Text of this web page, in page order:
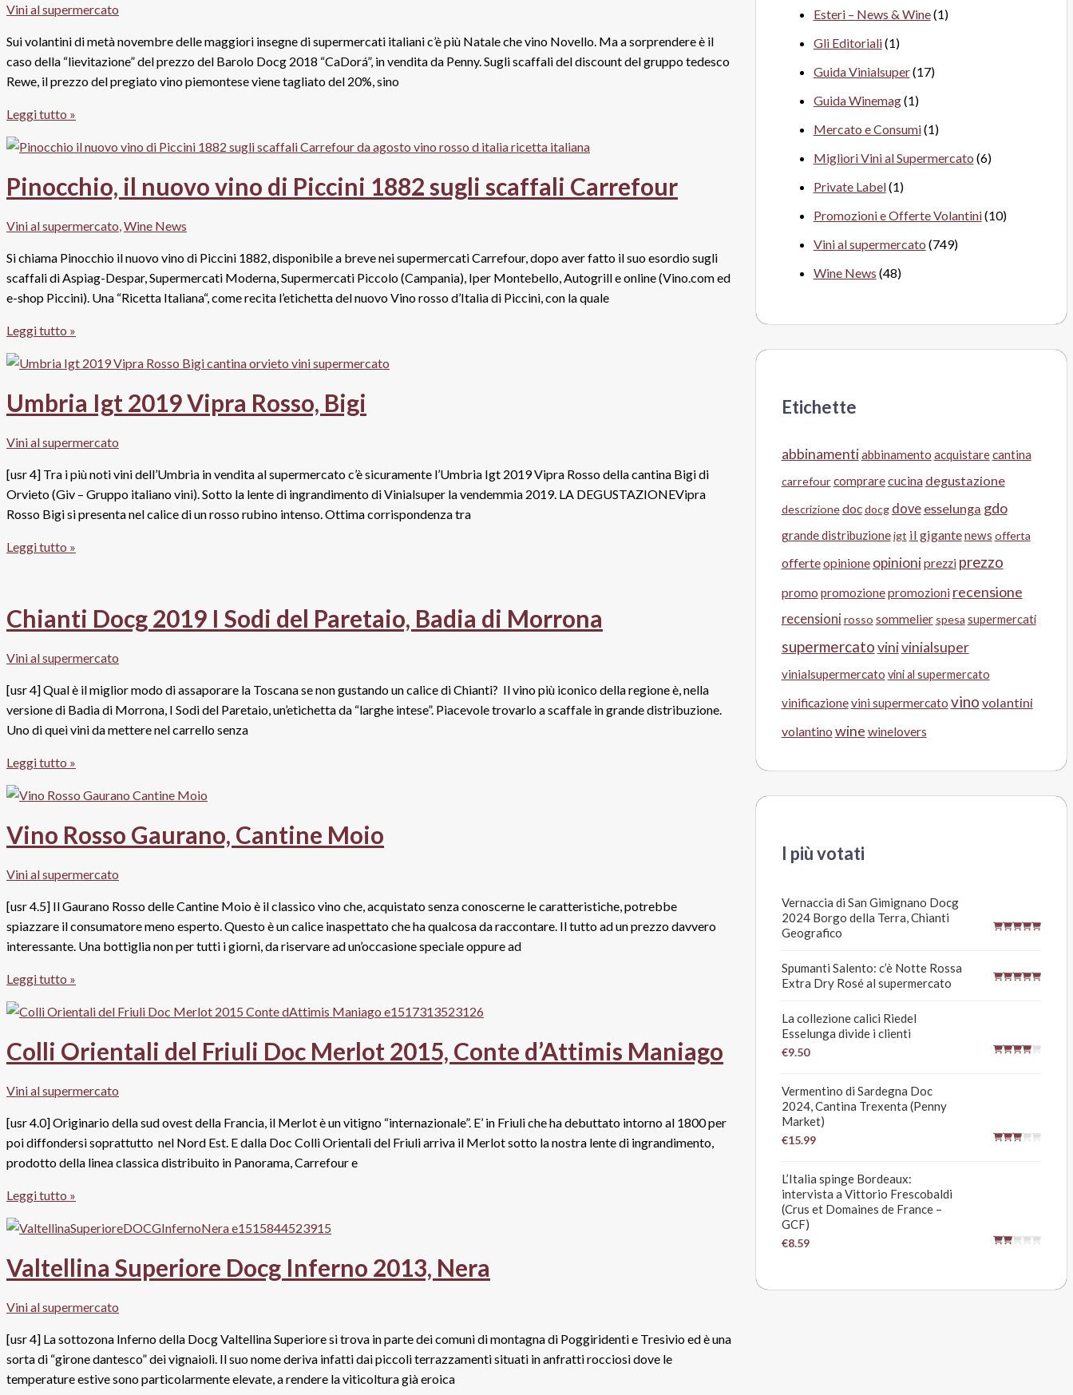
Salento
Vini al supermercato
Sui volantini di metà novembre delle maggiori insegne di supermercati italiani c’è più Natale che vino Novello. Ma a sorprendere è il
caso della “lievitazione” del prezzo del Barolo Docg 2018 “CaDorá”, in vendita da Penny. Sugli scaffali del discount del gruppo tedesco
Rewe, il prezzo del pregiato vino piemontese viene tagliato del 20%, sino
Vino
a
volantino
Natale.
“CaDorá”
a
10,99
da
il
prezzo
sale
per
la
Leggi tutto »
Pinocchio, il nuovo vino di Piccini 1882 sugli scaffali Carrefour
Vini al supermercato Wine News
Si chiama Pinocchio il nuovo vino di Piccini 1882, disponibile a breve nei supermercati Carrefour, dopo aver fatto il suo esordio sugli
scaffali di Aspiag-Despar, Supermercati Moderna, Supermercati Piccolo (Campania), Iper Montebello, Autogrill e online (Vino.com ed
e-shop Piccini). Una “Ricetta Italiana“, come recita l’etichetta del nuovo Vino rosso d’Italia di Piccini, con la quale
Pinocchio,
nuovo
di
1882
sugli
scaffali
Carrefour
Leggi tutto »
Umbria Igt 2019 Vipra Rosso, Bigi
Vini al supermercato
[usr 4] Tra i più noti vini dell’Umbria in vendita al supermercato c’è sicuramente l’Umbria Igt 2019 Vipra Rosso della cantina Bigi di
Orvieto (Giv – Gruppo italiano vini). Sotto la lente di ingrandimento di Vinialsuper la vendemmia 2019. LA DEGUSTAZIONEVipra
Rosso Bigi si presenta nel calice di un rosso rubino intenso. Ottima corrispondenza tra
Umbria
Rosso,
Leggi tutto »
Chianti Docg 2019 I Sodi del Paretaio, Badia di Morrona
Vini al supermercato
[usr 4] Qual è il miglior modo di assaporare la Toscana se non gustando un calice di Chianti? Il vino più iconico della regione è, nella
versione di Badia di Morrona, I Sodi del Paretaio, un’etichetta da “larghe intese”. Piacevole trovarlo a scaffale in grande distribuzione.
Uno di quei vini da mettere nel carrello senza
Chianti
Docg
2019
Sodi
Paretaio,
Badia
di
Morrona
Leggi tutto »
Vino Rosso Gaurano, Cantine Moio
Vini al supermercato
[usr 4.5] Il Gaurano Rosso delle Cantine Moio è il classico vino che, acquistato senza conoscerne le caratteristiche, potrebbe
spiazzare il consumatore meno esperto. Questo è un calice inaspettato che ha qualcosa da raccontare. Il tutto ad un prezzo davvero
interessante. Una bottiglia non per tutti i giorni, da riservare ad un’occasione speciale oppure ad
Vino
Rosso
Gaurano,
Moio
Leggi tutto »
Colli Orientali del Friuli Doc Merlot 2015, Conte d’Attimis Maniago
Vini al supermercato
[usr 4.0] Originario della sud ovest della Francia, il Merlot è un vitigno “internazionale”. E’ in Friuli che ha debuttato intorno al 1800 per
poi diffondersi soprattutto nel Nord Est. E dalla Doc Colli Orientali del Friuli arriva il Merlot sotto la nostra lente di ingrandimento,
prodotto della linea classica distribuito in Panorama, Carrefour e
Colli
Orientali
del
Doc
2015,
Conte
d’Attimis
Maniago
Leggi tutto »
Valtellina Superiore Docg Inferno 2013, Nera
Vini al supermercato
[usr 4] La sottozona Inferno della Docg Valtellina Superiore si trova in parte dei comuni di montagna di Poggiridenti e Tresivio ed è una
sorta di “girone dantesco” dei vignaioli. Il suo nome deriva infatti dai piccoli terrazzamenti situati in anfratti rocciosi dove le
temperature estive sono particolarmente elevate, a rendere la viticoltura già eroica
Esteri – News & Wine(1)
Gli Editoriali(1)
Guida Vinialsuper(17)
Guida Winemag(1)
Mercato e Consumi(1)
Migliori Vini al Supermercato (6)
Private Label(1)
Promozioni e Offerte Volantini(10)
Vini al supermercato (749)
Wine News (48)
Etichette
abbinamentiabbinamento acquistarecantina
carrefour comprarecucina degustazione
descrizionedocdocg dove esselunga gdo
grande distribuzioneigt il gigantenews offerta
offerteopinione opinioniprezzi prezzo
promo promozionepromozioni recensione
recensioni rosso sommelier spesa supermercati
supermercatovinivinialsuper
vinialsupermercato vini al supermercato
vinificazionevini supermercato vino volantini
volantino wine winelovers
I più votati
Vernaccia di San Gimignano Docg
2024 Borgo della Terra, Chianti
Geografico
Spumanti Salento: c’è Notte Rossa
Extra Dry Rosé al supermercato
La collezione calici Riedel
Esselunga divide i clienti
€9.50
Vermentino di Sardegna Doc
2024, Cantina Trexenta (Penny
Market)
€15.99
L’Italia spinge Bordeaux:
intervista a Vittorio Frescobaldi
(Crus et Domaines de France –
GCF)
€8.59